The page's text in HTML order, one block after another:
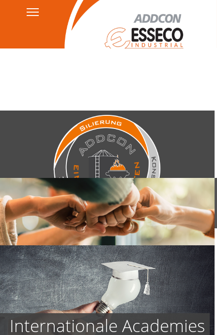
Datenschutzerklärung
HSEQ
AGB's
ADDCON - Ein toller
Haufen
Connect
Internationale Academies